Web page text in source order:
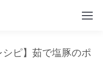
シピ】茹で塩豚のポ